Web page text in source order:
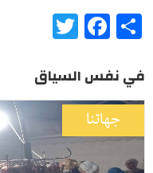
Share
Facebook
في نفس السياق
جهاتنا